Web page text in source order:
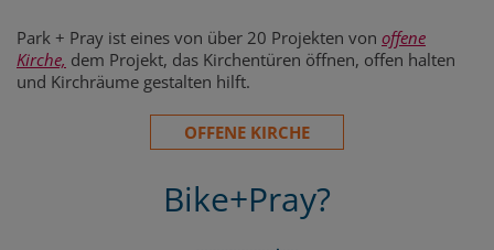
Park + Pray ist eines von über 20 Projekten von offene
Kirche, dem Projekt, das Kirchentüren öffnen, offen halten
und Kirchräume gestalten hilft.
OFFENE KIRCHE
Bike+Pray?